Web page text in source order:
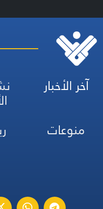
آخر الأخبار
منوعات